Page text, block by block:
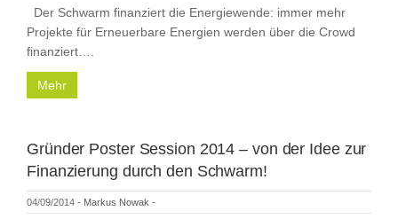
Der Schwarm finanziert die Energiewende: immer mehr
Projekte für Erneuerbare Energien werden über die Crowd
finanziert….
Mehr
Gründer Poster Session 2014 – von der Idee zur
Finanzierung durch den Schwarm!
04/09/2014 - Markus Nowak -